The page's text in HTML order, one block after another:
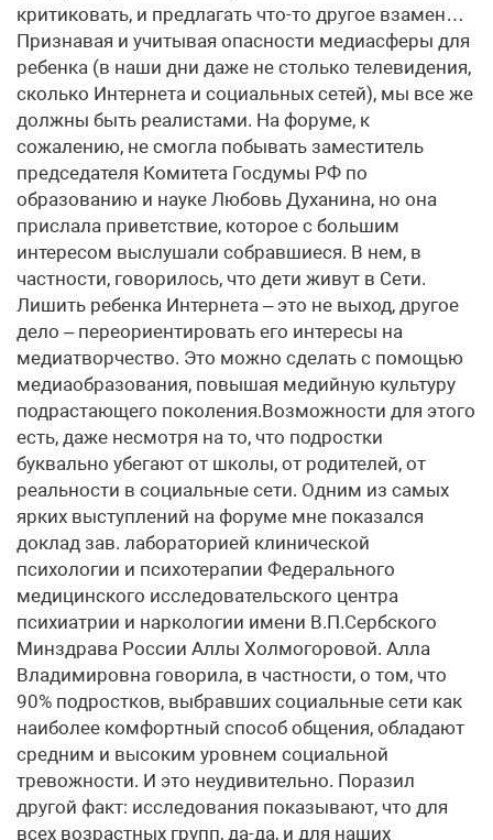
критиковать, и предлагать что-то другое взамен…
Признавая и учитывая опасности медиа­сферы для
ребенка (в наши дни даже не столько телевидения,
сколько Интернета и социальных сетей), мы все же
должны быть реалистами. На форуме, к
сожалению, не смогла побывать заместитель
председателя Комитета Госдумы РФ по
образованию и науке Любовь Духанина, но она
прислала приветствие, которое с большим
интересом выслушали собравшиеся. В нем, в
частности, говорилось, что дети живут в Сети.
Лишить ребенка Интернета – это не выход, другое
дело – переориентировать его интересы на
медиатворчество. Это можно сделать с помощью
медиаобразования, повышая медийную культуру
подрастающего поколения.Возможности для этого
есть, даже несмотря на то, что подростки
буквально убегают от школы, от родителей, от
реальности в социальные сети. Одним из самых
ярких выступлений на форуме мне показался
доклад зав. лабораторией клинической
психологии и психотерапии Федерального
медицинского исследовательского центра
психиатрии и наркологии имени В.П.Сербского
Минздрава России Аллы Холмогоровой. Алла
Владимировна говорила, в частности, о том, что
90% подростков, выбравших социальные сети как
наиболее комфортный способ общения, обладают
средним и высоким уровнем социальной
тревожности. И это неудивительно. Поразил
другой факт: исследования показывают, что для
всех возрастных групп, да-да, и для наших